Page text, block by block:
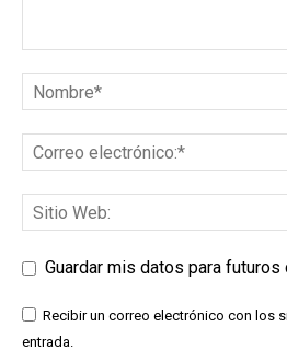
Guardar mis datos para futuros
Recibir un correo electrónico con los
entrada.